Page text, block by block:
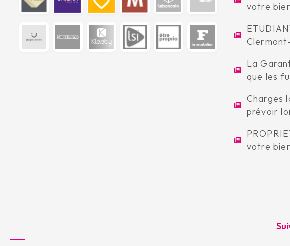
votre bien
La
que les
Charges
prévoir
votre